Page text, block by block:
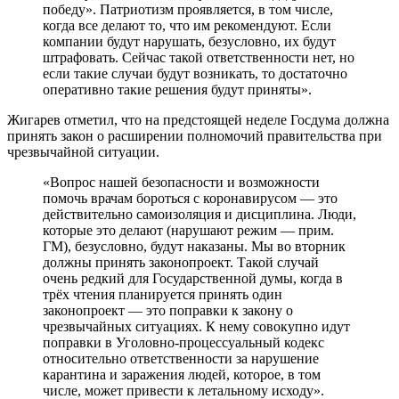
победу». Патриотизм проявляется, в том числе,
когда все делают то, что им рекомендуют. Если
компании будут нарушать, безусловно, их будут
штрафовать. Сейчас такой ответственности нет, но
если такие случаи будут возникать, то достаточно
оперативно такие решения будут приняты».
Жигарев отметил, что на предстоящей неделе Госдума должна
принять закон о расширении полномочий правительства при
чрезвычайной ситуации.
«Вопрос нашей безопасности и возможности
помочь врачам бороться с коронавирусом — это
действительно самоизоляция и дисциплина. Люди,
которые это делают (нарушают режим — прим.
ГМ), безусловно, будут наказаны. Мы во вторник
должны принять законопроект. Такой случай
очень редкий для Государственной думы, когда в
трёх чтения планируется принять один
законопроект — это поправки к закону о
чрезвычайных ситуациях. К нему совокупно идут
поправки в Уголовно-процессуальный кодекс
относительно ответственности за нарушение
карантина и заражения людей, которое, в том
числе, может привести к летальному исходу».